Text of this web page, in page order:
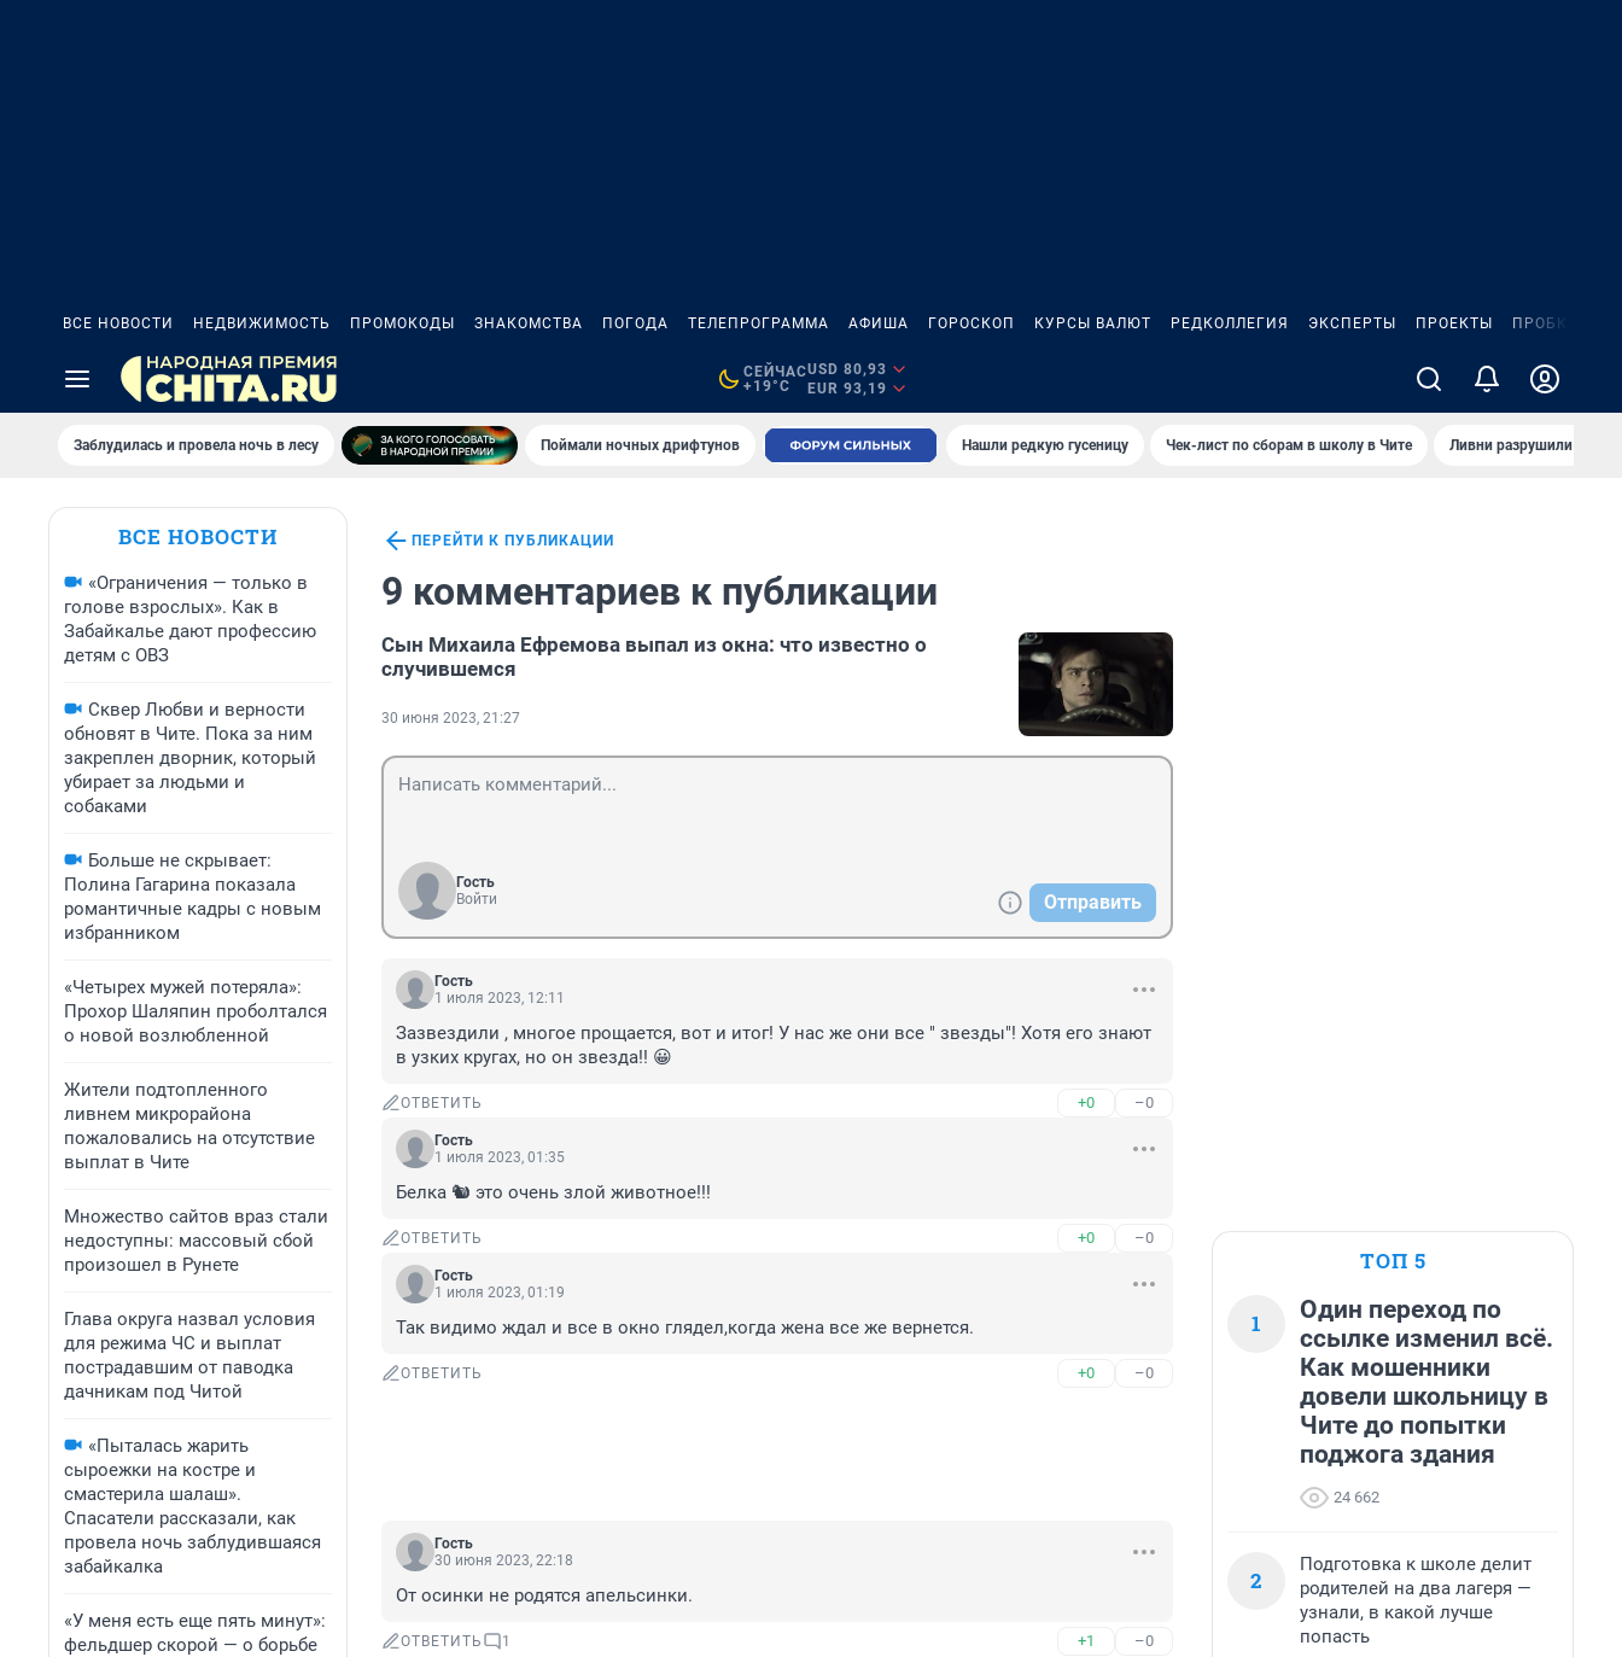
ВСЕ НОВОСТИ НЕДВИЖИМОСТЬ ПРОМОКОДЫ ЗНАКОМСТВА ПОГОДА ТЕЛЕПРОГРАММА АФИША ГОРОСКОП КУРСЫ ВАЛЮТ РЕДКОЛЛЕГИЯ ЭКСПЕРТЫ ПРОЕКТЫ ПРОБКИ
СЕЙЧАС
+19°C
USD 80,93
EUR 93,19
Заблудилась и провела ночь в лесу Поймали ночных дрифтунов Нашли редкую гусеницу Чек-лист по сборам в школу в Чите Ливни разрушили
ВСЕ НОВОСТИ
«Ограничения — только в
голове взрослых». Как в
Забайкалье дают профессию
детям с ОВЗ
Сквер Любви и верности
обновят в Чите. Пока за ним
закреплен дворник, который
убирает за людьми и
собаками
Больше не скрывает:
Полина Гагарина показала
романтичные кадры с новым
избранником
«Четырех мужей потеряла»:
Прохор Шаляпин проболтался
о новой возлюбленной
Жители подтопленного
ливнем микрорайона
пожаловались на отсутствие
выплат в Чите
Множество сайтов враз стали
недоступны: массовый сбой
произошел в Рунете
Глава округа назвал условия
для режима ЧС и выплат
пострадавшим от паводка
дачникам под Читой
«Пыталась жарить
сыроежки на костре и
смастерила шалаш».
Спасатели рассказали, как
провела ночь заблудившаяся
забайкалка
«У меня есть еще пять минут»:
фельдшер скорой — о борьбе
ПЕРЕЙТИ К ПУБЛИКАЦИИ
9 комментариев к публикации
Сын Михаила Ефремова выпал из окна: что известно о
случившемся
30 июня 2023, 21:27
Гость
Войти
Отправить
Гость
1 июля 2023, 12:11
Зазвездили , многое прощается, вот и итог! У нас же они все " звезды"! Хотя его знают
в узких кругах, но он звезда!! 😀
ОТВЕТИТЬ +0 –0
Гость
1 июля 2023, 01:35
Белка 🐿️ это очень злой животное!!!
ОТВЕТИТЬ +0 –0
Гость
1 июля 2023, 01:19
Так видимо ждал и все в окно глядел,когда жена все же вернется.
ОТВЕТИТЬ +0 –0
Гость
30 июня 2023, 22:18
От осинки не родятся апельсинки.
ОТВЕТИТЬ 1 +1 –0
ТОП 5
1
Один переход по
ссылке изменил всё.
Как мошенники
довели школьницу в
Чите до попытки
поджога здания
24 662
2
Подготовка к школе делит
родителей на два лагеря —
узнали, в какой лучше
попасть